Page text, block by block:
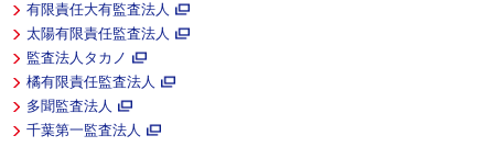
有限責任大有監査法人
太陽有限責任監査法人
監査法人タカノ
橘有限責任監査法人
多聞監査法人
千葉第一監査法人